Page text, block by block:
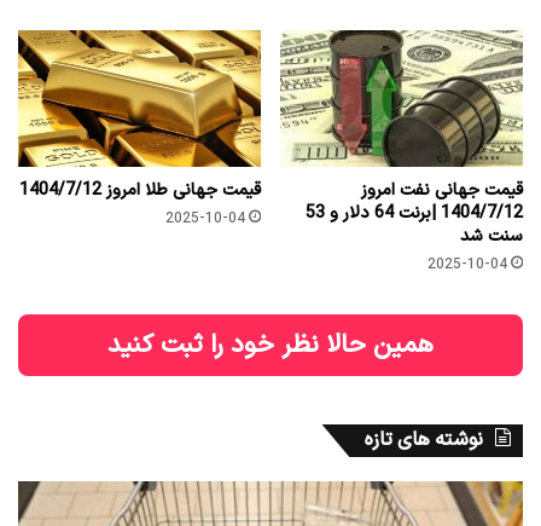
قیمت جهانی نفت امروز
1404/7/12 |برنت 64 دلار و 53
سنت شد
2025-10-04
قیمت جهانی طلا امروز 1404/7/12
2025-10-04
همین حالا نظر خود را ثبت کنید
نوشته های تازه